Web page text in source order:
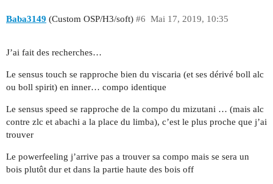
Baba3149 (Custom OSP/H3/soft) Mai 17, 2019, 10:35
#6
J’ai fait des recherches…
Le sensus touch se rapproche bien du viscaria (et ses dérivé boll alc
ou boll spirit) en inner… compo identique
Le sensus speed se rapproche de la compo du mizutani … (mais alc
contre zlc et abachi a la place du limba), c’est le plus proche que j’ai
trouver
Le powerfeeling j’arrive pas a trouver sa compo mais se sera un
bois plutôt dur et dans la partie haute des bois off